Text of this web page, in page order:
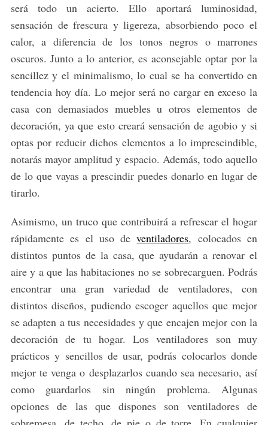
será todo un acierto. Ello aportará luminosidad,
sensación de frescura y ligereza, absorbiendo poco el
calor, a diferencia de los tonos negros o marrones
oscuros. Junto a lo anterior, es aconsejable optar por la
sencillez y el minimalismo, lo cual se ha convertido en
tendencia hoy día. Lo mejor será no cargar en exceso la
casa con demasiados muebles u otros elementos de
decoración, ya que esto creará sensación de agobio y si
optas por reducir dichos elementos a lo imprescindible,
notarás mayor amplitud y espacio. Además, todo aquello
de lo que vayas a prescindir puedes donarlo en lugar de
tirarlo.
Asimismo, un truco que contribuirá a refrescar el hogar
rápidamente es el uso deventiladores, colocados en
distintos puntos de la casa, que ayudarán a renovar el
aire y a que las habitaciones no se sobrecarguen. Podrás
encontrar una gran variedad de ventiladores, con
distintos diseños, pudiendo escoger aquellos que mejor
se adapten a tus necesidades y que encajen mejor con la
decoración de tu hogar. Los ventiladores son muy
prácticos y sencillos de usar, podrás colocarlos donde
mejor te venga o desplazarlos cuando sea necesario, así
como guardarlos sin ningún problema. Algunas
opciones de las que dispones son ventiladores de